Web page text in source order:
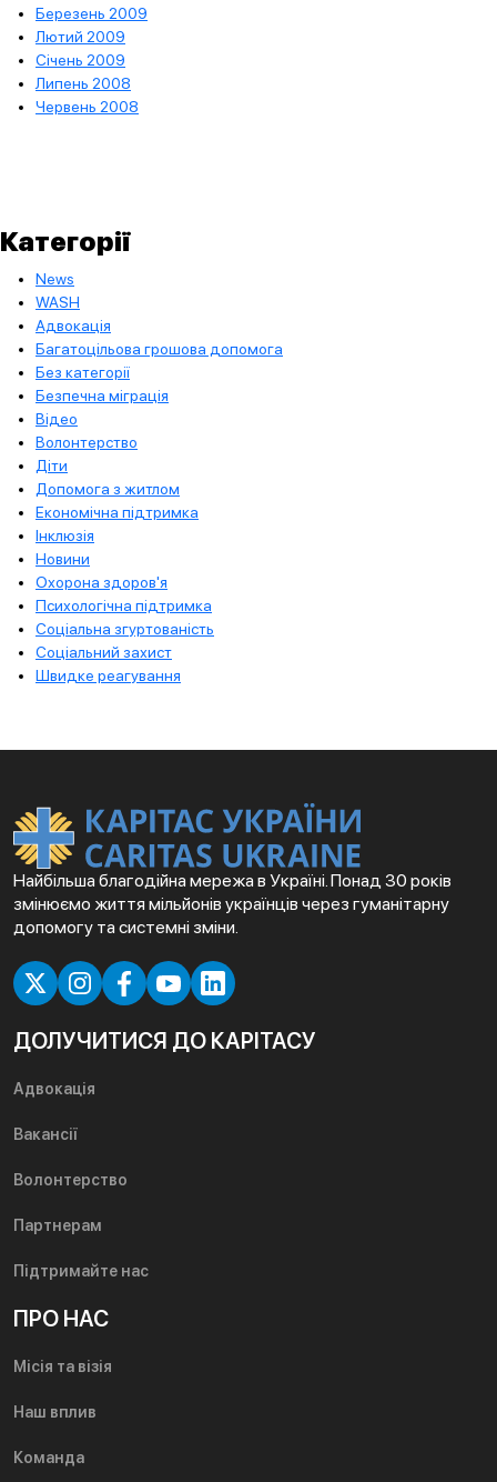
Березень 2009
Лютий 2009
Січень 2009
Липень 2008
Червень 2008
Категорії
News
WASH
Адвокація
Багатоцільова грошова допомога
Без категорії
Безпечна міграція
Відео
Волонтерство
Діти
Допомога з житлом
Економічна підтримка
Інклюзія
Новини
Охорона здоров'я
Психологічна підтримка
Соціальна згуртованість
Соціальний захист
Швидке реагування
Найбільша благодійна мережа в Україні. Понад 30 років
змінюємо життя мільйонів українців через гуманітарну
допомогу та системні зміни.
ДОЛУЧИТИСЯ ДО КАРІТАСУ
Адвокація
Вакансії
Волонтерство
Партнерам
Підтримайте нас
ПРО НАС
Місія та візія
Наш вплив
Команда